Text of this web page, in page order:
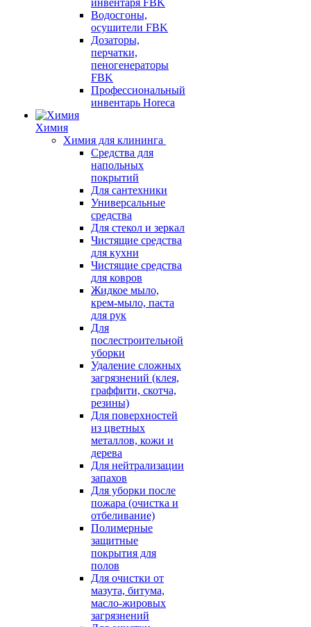
инвентаря FBK
Водосгоны,
осушители FBK
Дозаторы,
перчатки,
пеногенераторы
FBK
Профессиональный
инвентарь Horeca
Химия
Химия для клининга
Средства для
напольных
покрытий
Для сантехники
Универсальные
средства
Для стекол и зеркал
Чистящие средства
для кухни
Чистящие средства
для ковров
Жидкое мыло,
крем-мыло, паста
для рук
Для
послестроительной
уборки
Удаление сложных
загрязнений (клея,
граффити, скотча,
резины)
Для поверхностей
из цветных
металлов, кожи и
дерева
Для нейтрализации
запахов
Для уборки после
пожара (очистка и
отбеливание)
Полимерные
защитные
покрытия для
полов
Для очистки от
мазута, битума,
масло-жировых
загрязнений